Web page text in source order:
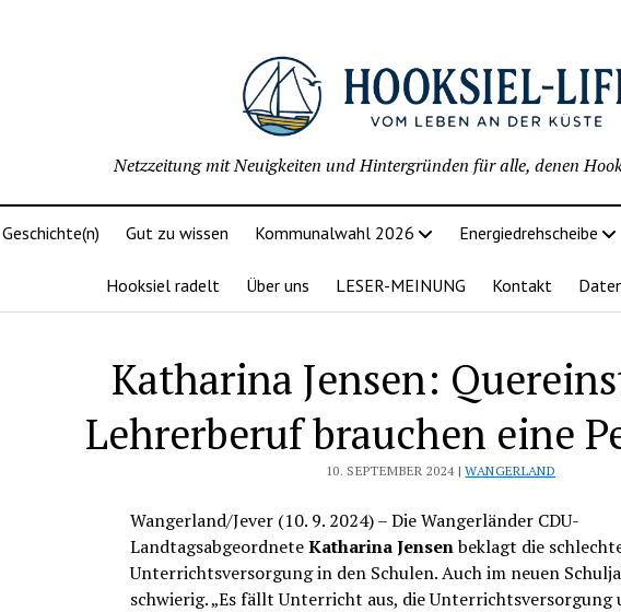
Netzzeitung mit Neuigkeiten und Hintergründen für alle, denen
Geschichte(n) Gut zu wissen Kommunalwahl 2026 Energiedrehscheibe
Hooksiel radelt Über uns LESER-MEINUNG Kontakt
Katharina Jensen:
Lehrerberuf brauchen eine
10. SEPTEMBER 2024 |WANGERLAND
Wangerland/Jever (10. 9. 2024) – Die Wangerländer CDU-
LandtagsabgeordneteKatharina Jensenbeklagt die
Unterrichtsversorgung in den Schulen. Auch im neuen
schwierig. „Es fällt Unterricht aus, die Unterrichtsversorgung